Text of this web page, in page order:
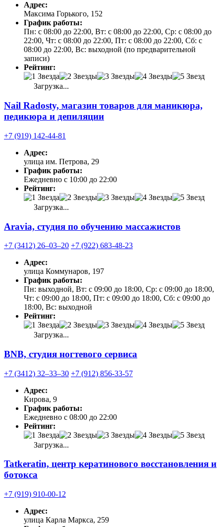
Адрес:
Максима Горького, 152
График работы:
Пн: с 08:00 до 22:00, Вт: с 08:00 до 22:00, Ср: с 08:00 до
22:00, Чт: с 08:00 до 22:00, Пт: с 08:00 до 22:00, Сб: с
08:00 до 22:00, Вс: выходной (по предварительной
записи)
Рейтинг:
Загрузка...
Nail Radosty, магазин товаров для маникюра,
педикюра и депиляции
+7 (919) 142-44-81
Адрес:
улица им. Петрова, 29
График работы:
Ежедневно с 10:00 до 22:00
Рейтинг:
Загрузка...
Aravia, студия по обучению массажистов
+7 (3412) 26‒03‒20 +7 (922) 683-48-23
Адрес:
улица Коммунаров, 197
График работы:
Пн: выходной, Вт: с 09:00 до 18:00, Ср: с 09:00 до 18:00,
Чт: с 09:00 до 18:00, Пт: с 09:00 до 18:00, Сб: с 09:00 до
18:00, Вс: выходной
Рейтинг:
Загрузка...
BNB, студия ногтевого сервиса
+7 (3412) 32‒33‒30 +7 (912) 856-33-57
Адрес:
Кирова, 9
График работы:
Ежедневно с 08:00 до 22:00
Рейтинг:
Загрузка...
Tatkeratin, центр кератинового восстановления и
ботокса
+7 (919) 910-00-12
Адрес:
улица Карла Маркса, 259